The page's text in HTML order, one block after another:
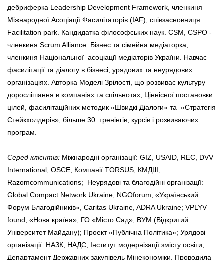
дебриферка Leadership Development Framework, членкиня
Міжнародної Асоціації Фасилітаторів (IAF), співзасновниця
Facilitation park. Кандидатка філософських наук. CSM, CSPO -
членкиня Scrum Alliance. Бізнес та сімейна медіаторка,
членкиня Національної асоціації медіаторів України. Навчає
фасилітації та діалогу в бізнесі, урядових та неурядових
організаціях. Авторка Моделі Зрілості, що розвиває культуру
дорослішання в компаніях та спільнотах, Ціннісної постановки
цілей, фасилітаційних методик «Швидкі Діалоги» та «Стратегія
Стейкхолдерів», більше 30 тренінгів, курсів і розвиваючих
програм.
Серед клієнтів: Міжнародні організації: GIZ, USAID, REC, DVV
International, ОSCE; Компанії TORSUS, КМДШ,
Razomcommunications; Неурядові та благодійні організації:
Global Сompact Network Ukraine, NGOforum, «Український
Форум Благодійників», Caritas Ukraine, ADRA Ukraine; VPLYV
found, «Нова країна», ГО «Місто Сад», ВУМ (Відкритий
Університет Майдану); Проект «Публічна Політика»; Урядові
організації: НАЗК, НАДС, Інститут модернізації змісту освіти,
Департамент Державних закупівель Мінекономіки. Проводила